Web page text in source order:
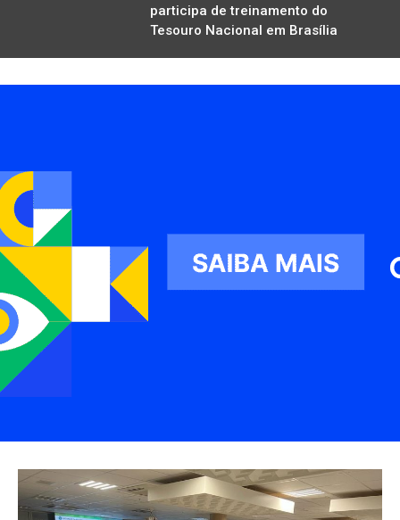
participa de treinamento do
Tesouro Nacional em Brasília